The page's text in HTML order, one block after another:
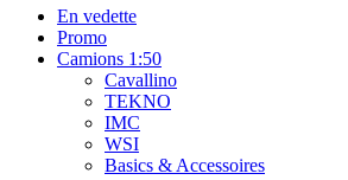
En vedette
Promo
Camions 1:50
Cavallino
TEKNO
IMC
WSI
Basics & Accessoires